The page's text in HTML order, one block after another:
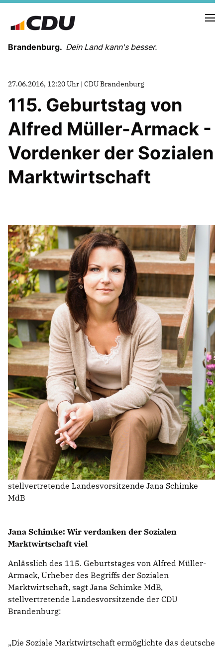
Brandenburg. Dein Land kann's besser.
MELDUNGEN
LANDESVORSTAND
LANDESGESCHÄFTSSTELLE
ORGANISATION
KREISVERBÄNDE
VEREINIGUNGEN UND SONDERORGANISATIONEN
LANDESFACHAUSSCHÜSSE
IM LANDTAG
IN DER LANDESREGIERUNG
IM BUNDESTAG
IM EUROPÄISCHEN PARLAMENT
NEWSLETTER ABONNIEREN
BILDER
PROGRAMME
WICHTIGE BESCHLÜSSE DER CDU BRANDENBURG
75 JAHRE CDU BRANDENBURG
PRESSE
SPENDEN
Mitglied werden
27.06.2016, 12:20 Uhr | CDU Brandenburg
115. Geburtstag von
Alfred Müller-Armack -
Vordenker der Sozialen
Marktwirtschaft
Jana Schimke: Wir verdanken der Sozialen
Marktwirtschaft viel
Anlässlich des 115. Geburtstages von Alfred Müller-
Armack, Urheber des Begriffs der Sozialen
Marktwirtschaft, sagt Jana Schimke MdB,
stellvertretende Landesvorsitzende der CDU
Brandenburg:
Die Soziale Marktwirtschaft ermöglichte das deutsche
stellvertretende Landesvorsitzende Jana Schimke
MdB